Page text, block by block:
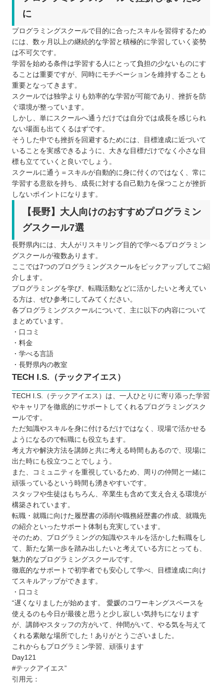
に
プログラミングスクールで目的に合ったスキルを習得するため
には、数ヶ月以上の継続的な学習と積極的に学習していく姿勢
は不可欠です。
学習を始める条件は学習する人にとって負担の少ないものにす
ることは重要ですが、同時にモチベーションを維持することも
重要となってきます。
スクールでは独学よりも効率的な学習が可能であり、挫折を防
ぐ環境が整っています。
しかし、単にスクールへ通うだけでは自分では成長を感じられ
ない場面も出てくるはずです。
そうした中でも挫折を回避するためには、目標達成に近づいて
いることを実感できるように、大きな目標だけでなく小さな目
標も立てていくと良いでしょう。
スクールに通う＝スキルが自動的に身に付くのではなく、常に
学習する意欲を持ち、成長に対する自己動力を保つことが挫折
しないポイントになります。
【長野】大人向けのおすすめプログラミン
グスクール7選
長野県内には、大人がリスキリング目的で学べるプログラミン
グスクールが複数あります。
ここでは7つのプログラミングスクールをピックアップしてご紹
介します。
プログラミングを学び、転職活動などに活かしたいと考えてい
る方は、ぜひ参考にしてみてください。
各プログラミングスクールについて、主に以下の内容について
まとめています。
・口コミ
・料金
・学べる言語
・長野県内の教室
TECH I.S.（テックアイエス）
TECH I.S.（テックアイエス）は、一人ひとりに寄り添った学習
やキャリアを徹底的にサポートしてくれるプログラミングスク
ールです。
ただ知識やスキルを身に付けるだけではなく、現場で活かせる
ようになるので転職にも役立ちます。
考え方や解決方法を講師と共に考える時間もあるので、現場に
出た時にも役立つことでしょう。
また、コミュニティを重視しているため、周りの仲間と一緒に
頑張っているという時間も湧きやすいです。
スタッフや生徒はもちろん、卒業生も含めて支え合える環境が
構築されています。
転職・就職に向けた履歴書の添削や職務経歴書の作成、就職先
の紹介といったサポート体制も充実しています。
そのため、プログラミングの知識やスキルを活かした転職をし
て、新たな第一歩を踏み出したいと考えている方にとっても、
魅力的なプログラミングスクールです。
徹底的なサポートで初学者でも安心して学べ、目標達成に向け
てスキルアップができます。
・口コミ
“遅くなりましたが始めます。 愛媛のコワーキングスペースを
使えるのも今日が最後と思うと少し寂しい気持ちになります
が、講師やスタッフの方がいて、仲間がいて、やる気を与えて
くれる素敵な場所でした！ありがとうございました。
これからもプログラミン学習、頑張ります
Day121
#テックアイエス”
引用元：